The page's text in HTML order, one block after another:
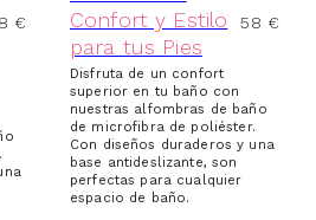
(1)
(SHOWER CURTAINS) (1)
(2)
COVERS) (1)
(1)
€
Confort y Estilo
para tus Pies
58 €
Disfruta de un confort
superior en tu baño con
nuestras alfombras de baño
de microfibra de poliéster.
Con diseños duraderos y una
base antideslizante, son
perfectas para cualquier
espacio de baño.